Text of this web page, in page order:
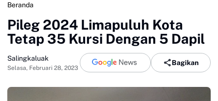
Beranda
Pileg 2024 Limapuluh Kota
Tetap 35 Kursi Dengan 5 Dapil
Salingkaluak
Selasa, Februari 28, 2023
Bagikan